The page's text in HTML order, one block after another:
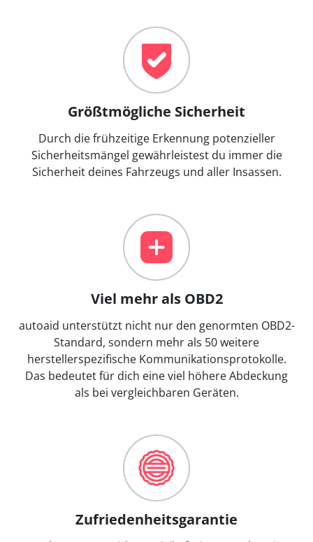
Größtmögliche Sicherheit
Durch die frühzeitige Erkennung potenzieller
Sicherheitsmängel gewährleistest du immer die
Sicherheit deines Fahrzeugs und aller Insassen.
Viel mehr als OBD2
autoaid unterstützt nicht nur den genormten OBD2-
Standard, sondern mehr als 50 weitere
herstellerspezifische Kommunikationsprotokolle.
Das bedeutet für dich eine viel höhere Abdeckung
als bei vergleichbaren Geräten.
Zufriedenheitsgarantie